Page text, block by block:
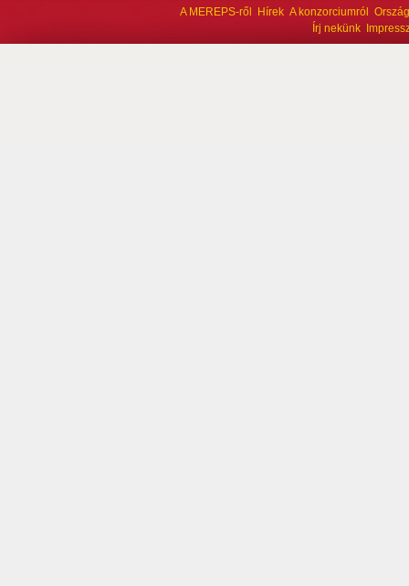
A MEREPS-ről Hírek A konzorciumról
Írj nekünk